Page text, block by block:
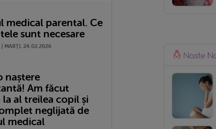
medical parental. Ce
sunt necesare
| MARŢI, 24.02.2026
naștere
Am făcut
la al treilea copil și
neglijată de
medical